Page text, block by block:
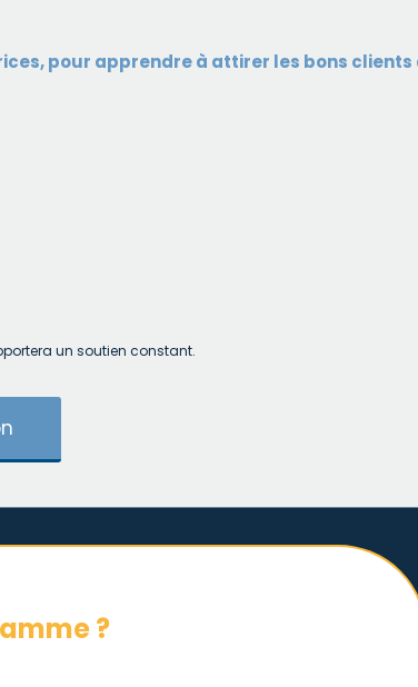
pour apprendre à attirer les bons clients
un soutien constant.
?